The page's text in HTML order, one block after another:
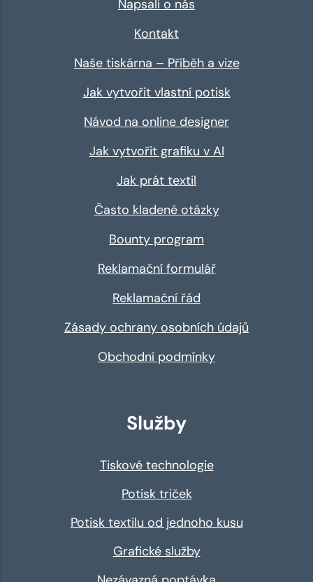
Napsali o nás
Kontakt
Naše tiskárna – Příběh a vize
Jak vytvořit vlastní potisk
Návod na online designer
Jak vytvořit grafiku v AI
Jak prát textil
Často kladené otázky
Bounty program
Reklamační formulář
Reklamační řád
Zásady ochrany osobních údajů
Obchodní podmínky
Služby
Tiskové technologie
Potisk triček
Potisk textilu od jednoho kusu
Grafické služby